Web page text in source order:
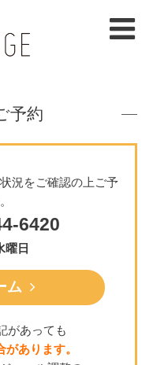
予約
況をご確認の上ご予
6420
曜日
ム
があっても
あります。